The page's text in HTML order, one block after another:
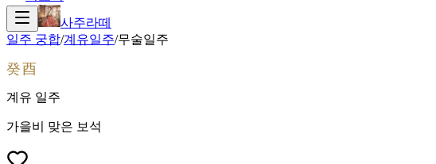
사주라떼
일주 궁합/계유일주/무술일주
癸酉
계유 일주
가을비 맞은 보석